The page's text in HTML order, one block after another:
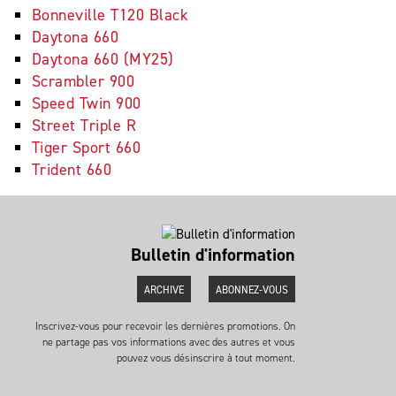
Bonneville T120 Black
Daytona 660
Daytona 660 (MY25)
Scrambler 900
Speed Twin 900
Street Triple R
Tiger Sport 660
Trident 660
Bulletin d'information
ARCHIVE ABONNEZ-VOUS
Inscrivez-vous pour recevoir les dernières promotions. On
ne partage pas vos informations avec des autres et vous
pouvez vous désinscrire à tout moment.